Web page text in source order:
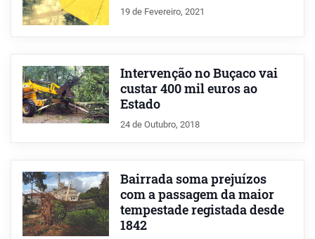
19 de Fevereiro, 2021
Intervenção no Buçaco vai
custar 400 mil euros ao
Estado
24 de Outubro, 2018
Bairrada soma prejuízos
com a passagem da maior
tempestade registada desde
1842